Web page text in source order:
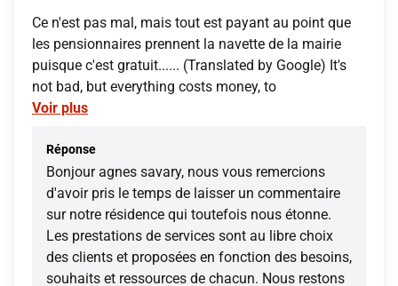
Ce n'est pas mal, mais tout est payant au point que
les pensionnaires prennent la navette de la mairie
puisque c'est gratuit...... (Translated by Google) It's
not bad, but everything costs money, to
Voir plus
Réponse
Bonjour agnes savary, nous vous remercions
d'avoir pris le temps de laisser un commentaire
sur notre résidence qui toutefois nous étonne.
Les prestations de services sont au libre choix
des clients et proposées en fonction des besoins,
souhaits et ressources de chacun. Nous restons